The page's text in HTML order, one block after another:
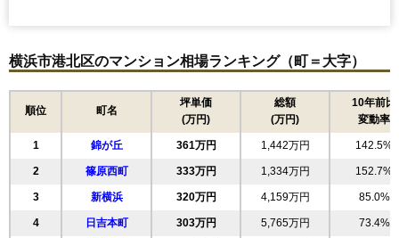
ライオンズマンション小机第10
住所 神奈川県横浜市港北区鳥山町
小机駅（17分）、片倉町駅（17分）
相場 1,850万円～2,050万円
(28.9万円/㎡~32.0万円/㎡)
無料一括査定をする
横浜市港北区のマンション相場ランキング（町＝大字）
順位 町名
坪単価
(万円)
総額
(万円)
10年前比
変動率
1 錦が丘 361万円 1,442万円 142.5%
2 篠原西町 333万円 1,334万円 152.7%
3 新横浜 320万円 4,159万円 85.0%
4 日吉本町 303万円 5,765万円 73.4%